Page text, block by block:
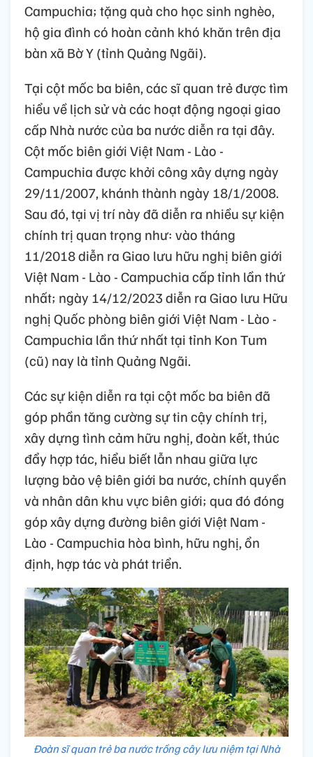
Campuchia; tặng quà cho học sinh nghèo,
hộ gia đình có hoàn cảnh khó khăn trên địa
bàn xã Bờ Y (tỉnh Quảng Ngãi).
Tại cột mốc ba biên, các sĩ quan trẻ được tìm
hiểu về lịch sử và các hoạt động ngoại giao
cấp Nhà nước của ba nước diễn ra tại đây.
Cột mốc biên giới Việt Nam - Lào -
Campuchia được khởi công xây dựng ngày
29/11/2007, khánh thành ngày 18/1/2008.
Sau đó, tại vị trí này đã diễn ra nhiều sự kiện
chính trị quan trọng như: vào tháng
11/2018 diễn ra Giao lưu hữu nghị biên giới
Việt Nam - Lào - Campuchia cấp tỉnh lần thứ
nhất; ngày 14/12/2023 diễn ra Giao lưu Hữu
nghị Quốc phòng biên giới Việt Nam - Lào -
Campuchia lần thứ nhất tại tỉnh Kon Tum
(cũ) nay là tỉnh Quảng Ngãi.
Các sự kiện diễn ra tại cột mốc ba biên đã
góp phần tăng cường sự tin cậy chính trị,
xây dựng tình cảm hữu nghị, đoàn kết, thúc
đẩy hợp tác, hiểu biết lẫn nhau giữa lực
lượng bảo vệ biên giới ba nước, chính quyền
và nhân dân khu vực biên giới; qua đó đóng
góp xây dựng đường biên giới Việt Nam -
Lào - Campuchia hòa bình, hữu nghị, ổn
định, hợp tác và phát triển.
Đoàn sĩ quan trẻ ba nước trồng cây lưu niệm tại Nhà